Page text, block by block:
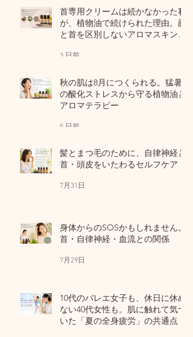
首専用クリームは続かなかった私
が、植物油で続けられた理由。顔
と首を区別しないアロマスキンケ
3 日前
秋の肌は8月につくられる。猛暑
の酸化ストレスから守る植物油と
アロマテラピー
5 日前
髪とまつ毛のために、自律神経と
首・頭皮をいたわるセルフケア
7月31日
身体からのSOSかもしれません。
首・自律神経・血流との関係
7月29日
10代のバレエ女子も、休日に休め
ない40代女性も。肌に触れて気づ
いた「夏の全身疲労」の共通点